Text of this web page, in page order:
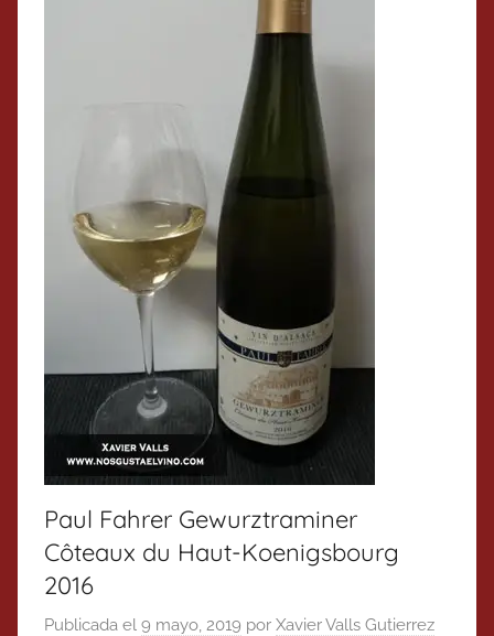
Paul Fahrer Gewurztraminer
Côteaux du Haut-Koenigsbourg
2016
Publicada el 9 mayo, 2019 por Xavier Valls Gutierrez